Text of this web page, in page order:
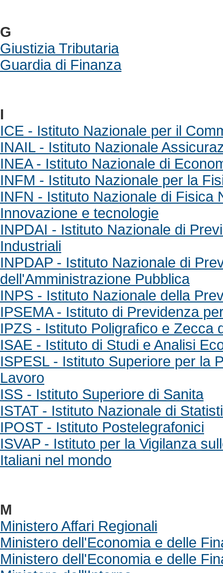
G
Giustizia Tributaria
Guardia di Finanza
I
ICE - Istituto Nazionale per il
INAIL - Istituto Nazionale
INEA - Istituto Nazionale di
INFM - Istituto Nazionale per la
INFN - Istituto Nazionale di Fisica
Innovazione e tecnologie
INPDAI - Istituto Nazionale di
Industriali
INPDAP - Istituto Nazionale di
dell'Amministrazione Pubblica
INPS - Istituto Nazionale della
IPSEMA - Istituto di Previdenza
IPZS - Istituto Poligrafico e Zecca
ISAE - Istituto di Studi e Analisi
ISPESL - Istituto Superiore per la
Lavoro
ISS - Istituto Superiore di Sanita
ISTAT - Istituto Nazionale di
IPOST - Istituto Postelegrafonici
ISVAP - Istituto per la Vigilanza
Italiani nel mondo
M
Ministero Affari Regionali
Ministero dell'Economia e delle
Ministero dell'Economia e delle